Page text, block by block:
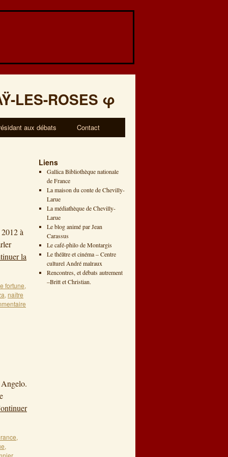
LES-ROSES φ
aux débats Contact
à
la
fortune,
, naître
,
,
,
Liens
Gallica Bibliothèque nationale
de France
La maison du conte de Chevilly-
Larue
La médiathèque de Chevilly-
Larue
Le blog animé par Jean
Carassus
Le café-philo de Montargis
Le théâtre et cinéma – Centre
culturel André malraux
Rencontres, et débats autrement
–Britt et Christian.